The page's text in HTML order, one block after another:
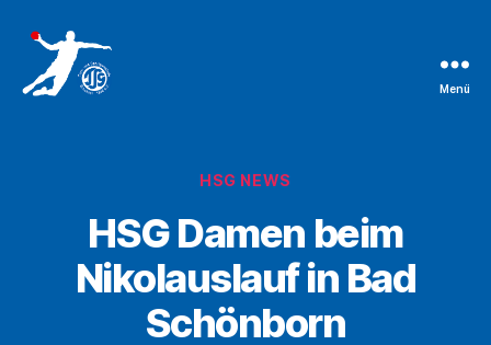
Menü
Kategorien
HSG NEWS
HSG Damen beim
Nikolauslauf in Bad
Schönborn